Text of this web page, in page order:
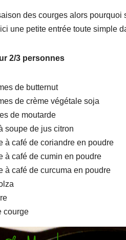
des courges alors
une petite entrée toute simple
2/3 personnes
de butternut
de crème végétale soja
de moutarde
soupe de jus citron
à café de coriandre en poudre
à café de cumin en poudre
à café de curcuma en poudre
courge